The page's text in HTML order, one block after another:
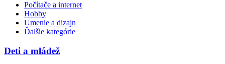
Počítače a internet
Hobby
Umenie a dizajn
Ďalšie kategórie
Deti a mládež